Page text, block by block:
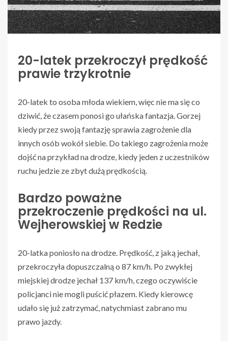
20-latek przekroczył prędkość
prawie trzykrotnie
20-latek to osoba młoda wiekiem, więc nie ma się co
dziwić, że czasem ponosi go ułańska fantazja. Gorzej
kiedy przez swoją fantazję sprawia zagrożenie dla
innych osób wokół siebie. Do takiego zagrożenia może
dojść na przykład na drodze, kiedy jeden z uczestników
ruchu jedzie ze zbyt dużą prędkością.
Bardzo poważne
przekroczenie prędkości na ul.
Wejherowskiej w Redzie
20-latka poniosło na drodze. Prędkość, z jaką jechał,
przekroczyła dopuszczalną o 87 km/h. Po zwykłej
miejskiej drodze jechał 137 km/h, czego oczywiście
policjanci nie mogli puścić płazem. Kiedy kierowcę
udało się już zatrzymać, natychmiast zabrano mu
prawo jazdy.